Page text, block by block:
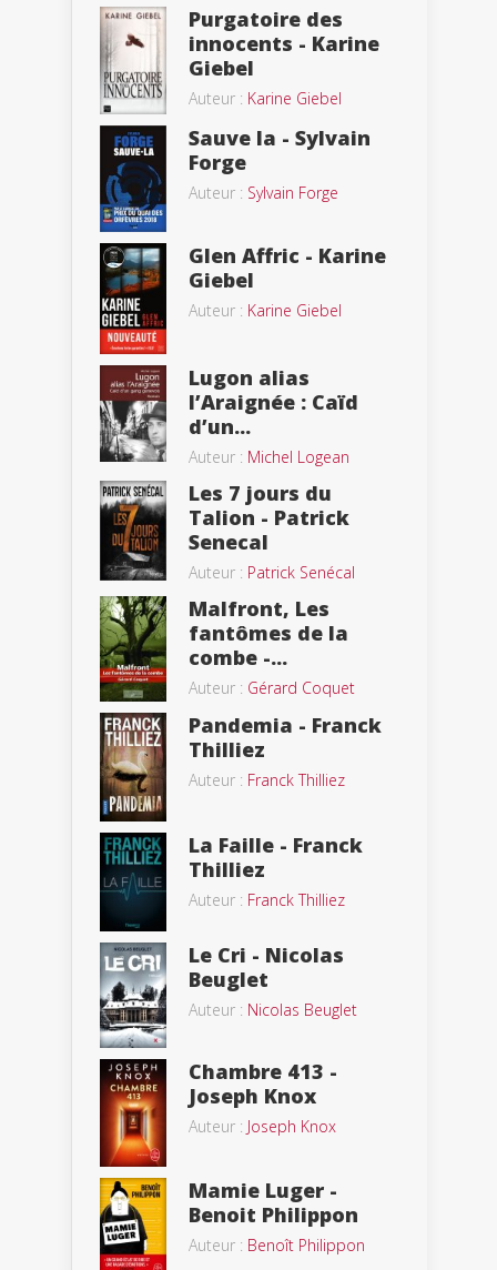
Purgatoire des
innocents - Karine
Giebel
Auteur : Karine Giebel
Sauve la - Sylvain
Forge
Auteur : Sylvain Forge
Glen Affric - Karine
Giebel
Auteur : Karine Giebel
Lugon alias
l’Araignée : Caïd
d’un...
Auteur : Michel Logean
Les 7 jours du
Talion - Patrick
Senecal
Auteur : Patrick Senécal
Malfront, Les
fantômes de la
combe -...
Auteur : Gérard Coquet
Pandemia - Franck
Thilliez
Auteur : Franck Thilliez
La Faille - Franck
Thilliez
Auteur : Franck Thilliez
Le Cri - Nicolas
Beuglet
Auteur : Nicolas Beuglet
Chambre 413 -
Joseph Knox
Auteur : Joseph Knox
Mamie Luger -
Benoit Philippon
Auteur : Benoît Philippon